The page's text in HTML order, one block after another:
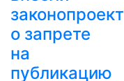
законопроект
о запрете
на
публикацию